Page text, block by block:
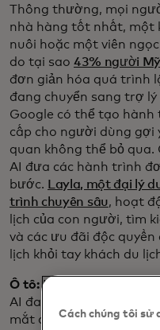
Thông thường, mọi
nhà hàng tốt nhất, một
nuôi hoặc một viên
do tại sao 43% người
đơn giản hóa quá trình
đang chuyển sang trợ lý
Google có thể tạo hành
cấp cho người dùng gợi
quan không thể bỏ qua.
AI đưa các hành trình
bước. Layla, một đại lý
trình chuyên sâu, hoạt
lịch của con người, tìm
và các ưu đãi độc
lịch khỏi tay khách du
Ô tô:Người lái xe có rất
AI đang được triển khai
mắt đến con đường.
Cách chúng tôi sử